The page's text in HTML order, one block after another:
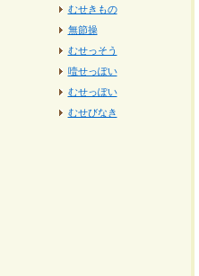
むせきもの
無節操
むせっそう
噎せっぽい
むせっぽい
むせびなき